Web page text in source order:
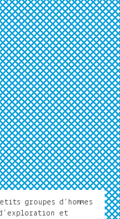
groupes d’hommes
et